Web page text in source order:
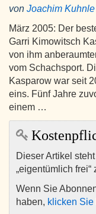
von Joachim Kuhnle
März 2005: Der
Garri Kimowitsch
von ihm
vom Schachsport.
Kasparow war seit
eins. Fünf Jahre
einem …
Dieser Artikel
„eigentümlich frei“
Wenn Sie
haben, klicken Sie